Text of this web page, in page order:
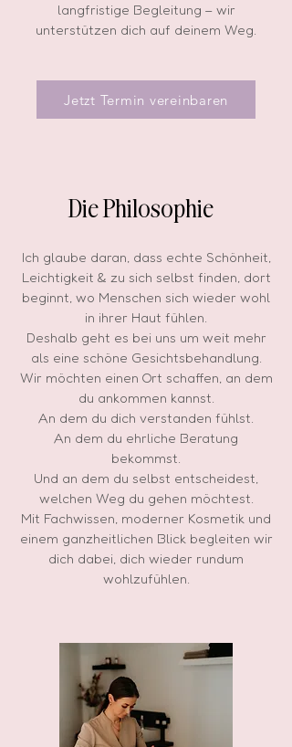
langfristige Begleitung – wir
unterstützen dich auf deinem Weg.
Jetzt Termin vereinbaren
Die Philosophie
Ich glaube daran, dass echte Schönheit,
Leichtigkeit & zu sich selbst finden, dort
beginnt, wo Menschen sich wieder wohl
in ihrer Haut fühlen.
Deshalb geht es bei uns um weit mehr
als eine schöne Gesichtsbehandlung.
Wir möchten einen Ort schaffen, an dem
du ankommen kannst.
An dem du dich verstanden fühlst.
An dem du ehrliche Beratung
bekommst.
Und an dem du selbst entscheidest,
welchen Weg du gehen möchtest.
Mit Fachwissen, moderner Kosmetik und
einem ganzheitlichen Blick begleiten wir
dich dabei, dich wieder rundum
wohlzufühlen.